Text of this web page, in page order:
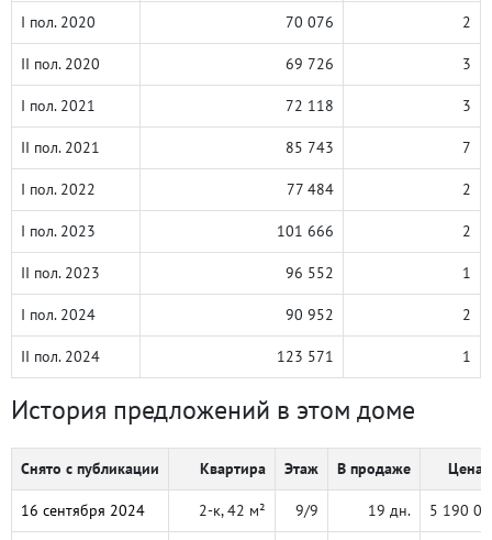
I пол. 2020 70 076 2
II пол. 2020 69 726 3
I пол. 2021 72 118 3
II пол. 2021 85 743 7
I пол. 2022 77 484 2
I пол. 2023 101 666 2
II пол. 2023 96 552 1
I пол. 2024 90 952 2
II пол. 2024 123 571 1
История предложений в этом доме
Снято с публикации Квартира Этаж В продаже Цена,
16 сентября 2024 2-к, 42 м² 9/9 19 дн. 5 190